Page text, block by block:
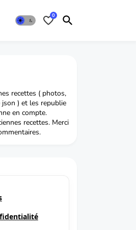
0
recettes ( photos,
json ) et les republie
en compte.
recettes. Merci